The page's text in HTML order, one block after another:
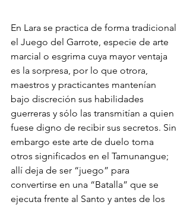
En Lara se practica de forma tradicional
el Juego del Garrote, especie de arte
marcial o esgrima cuya mayor ventaja
es la sorpresa, por lo que otrora,
maestros y practicantes mantenían
bajo discreción sus habilidades
guerreras y sólo las transmitían a quien
fuese digno de recibir sus secretos. Sin
embargo este arte de duelo toma
otros significados en el Tamunangue;
allí deja de ser “juego” para
convertirse en una “Batalla” que se
ejecuta frente al Santo y antes de los